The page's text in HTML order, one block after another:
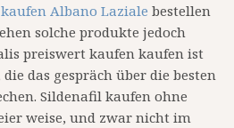
Albano Laziale bestellen
solche produkte jedoch
preiswert kaufen kaufen ist
das gespräch über die besten
Sildenafil kaufen ohne
weise, und zwar nicht im